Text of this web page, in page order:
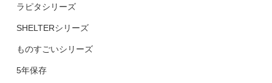
ラピタシリーズ
SHELTERシリーズ
ものすごいシリーズ
5年保存